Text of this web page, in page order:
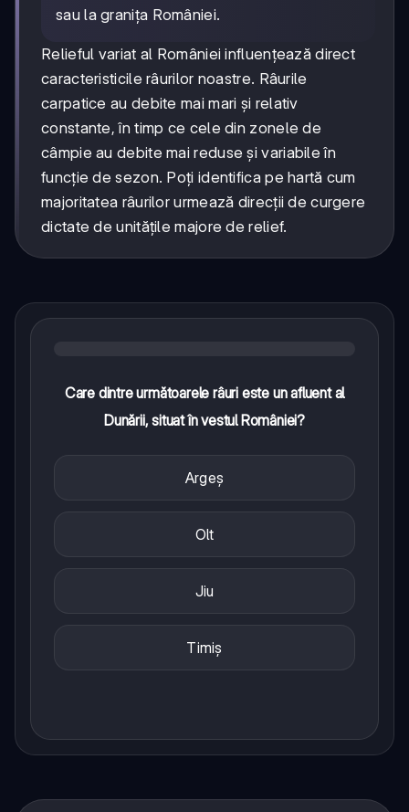
sau la granița României.
Relieful variat al României influențează direct
caracteristicile râurilor noastre. Râurile
carpatice au debite mai mari și relativ
constante, în timp ce cele din zonele de
câmpie au debite mai reduse și variabile în
funcție de sezon. Poți identifica pe hartă cum
majoritatea râurilor urmează direcții de curgere
dictate de unitățile majore de relief.
Care dintre următoarele râuri este un afluent al
Dunării, situat în vestul României?
Argeș
Olt
Jiu
Timiș